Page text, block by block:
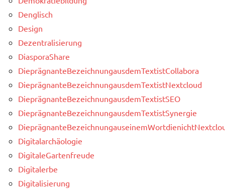
Denglisch
Design
Dezentralisierung
DiasporaShare
DieprägnanteBezeichnungausdemTextistCollabora
DieprägnanteBezeichnungausdemTextistNextcloud
DieprägnanteBezeichnungausdemTextistSEO
DieprägnanteBezeichnungausdemTextistSynergie
Digitalarchäologie
DigitaleGartenfreude
Digitalerbe
Digitalisierung